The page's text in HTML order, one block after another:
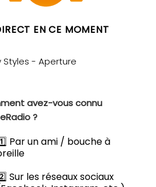
EN CE MOMENT
avez-vous connu
?
Par un ami / bouche à
Sur les réseaux sociaux